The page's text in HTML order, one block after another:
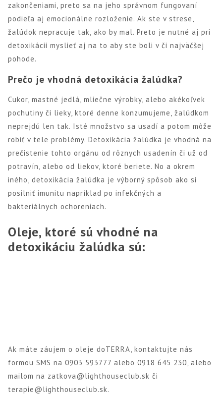
zakončeniami, preto sa na jeho správnom fungovaní
podieľa aj emocionálne rozloženie. Ak ste v strese,
žalúdok nepracuje tak, ako by mal. Preto je nutné aj pri
detoxikácii myslieť aj na to aby ste boli v či najväčšej
pohode.
Prečo je vhodná detoxikácia žalúdka?
Cukor, mastné jedlá, mliečne výrobky, alebo akékoľvek
pochutiny či lieky, ktoré denne konzumujeme, žalúdkom
neprejdú len tak. Isté množstvo sa usadí a potom môže
robiť v tele problémy. Detoxikácia žalúdka je vhodná na
prečistenie tohto orgánu od rôznych usadenín či už od
potravín, alebo od liekov, ktoré beriete. No a okrem
iného, detoxikácia žalúdka je výborný spôsob ako si
posilniť imunitu napríklad po infekčných a
bakteriálnych ochoreniach.
Oleje, ktoré sú vhodné na
detoxikáciu žalúdka sú:
Ak máte záujem o oleje doTERRA, kontaktujte nás
formou SMS na 0903 593777 alebo 0918 645 230, alebo
mailom na zatkova@lighthouseclub.sk či
terapie@lighthouseclub.sk.